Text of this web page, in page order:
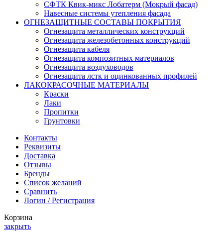
СФТК Квик-микс Лобатерм (Мокрый фасад)
Навесные системы утепления фасада
ОГНЕЗАЩИТНЫЕ СОСТАВЫ ПОКРЫТИЯ
Огнезащита металлических конструкций
Огнезащита железобетонных конструкций
Огнезащита кабеля
Огнезащита композитных материалов
Огнезащита воздуховодов
Огнезащита лстк и оцинкованных профилей
ЛАКОКРАСОЧНЫЕ МАТЕРИАЛЫ
Краски
Лаки
Пропитки
Грунтовки
Контакты
Реквизиты
Доставка
Отзывы
Бренды
Список желаний
Сравнить
Логин / Регистрация
Корзина
закрыть